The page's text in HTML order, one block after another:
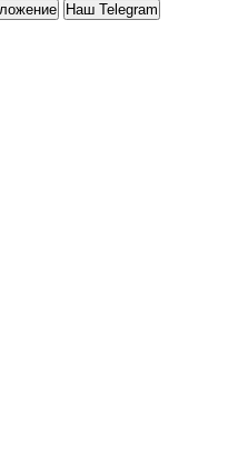
Наш Telegram